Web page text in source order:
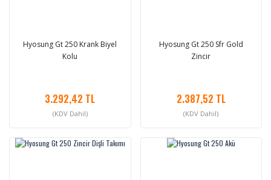
Hyosung Gt 250 Krank Biyel
Kolu
3.292,42 TL
(KDV Dahil)
Hyosung Gt 250 Sfr Gold
Zincir
2.387,52 TL
(KDV Dahil)